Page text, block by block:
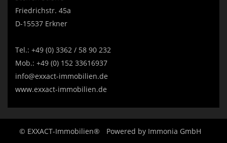
Friedrichstr. 45a
D-15537 Erkner
Tel.: +49 (0) 3362 / 58 90 232
Mob.: +49 (0) 152 33616937
info@exxact-immobilien.de
www.exxact-immobilien.de
© EXXACT-Immobilien® Powered by Immonia GmbH